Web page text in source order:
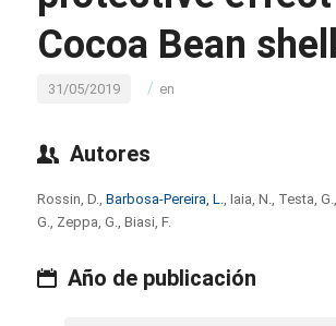
Cocoa Bean
31/05/2019 / en
Autores
Rossin, D., Barbosa-Pereira, L.
, Iaia, N., Testa,
G., Zeppa, G., Biasi, F.
Año de publicación